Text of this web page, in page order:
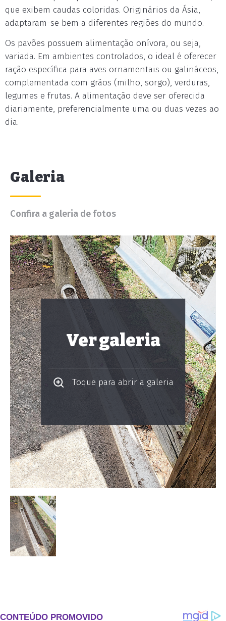
que exibem caudas coloridas. Originários da Ásia,
adaptaram-se bem a diferentes regiões do mundo.
Os pavões possuem alimentação onívora, ou seja,
variada. Em ambientes controlados, o ideal é oferecer
ração específica para aves ornamentais ou galináceos,
complementada com grãos (milho, sorgo), verduras,
legumes e frutas. A alimentação deve ser oferecida
diariamente, preferencialmente uma ou duas vezes ao
dia.
Galeria
Confira a galeria de fotos
Ver galeria
Toque para abrir a galeria